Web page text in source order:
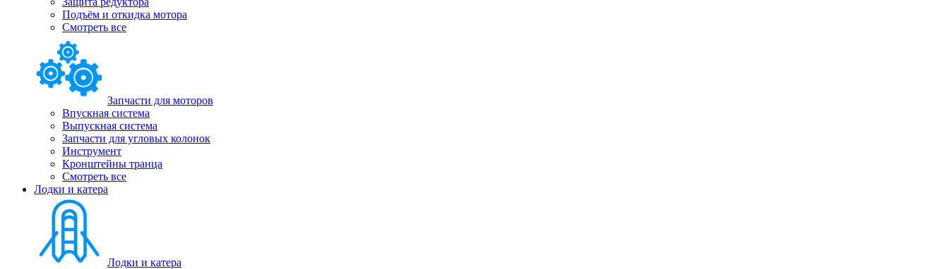
Подъём и откидка мотора
Смотреть все
Запчасти для моторов
Впускная система
Выпускная система
Запчасти для угловых колонок
Инструмент
Кронштейны транца
Смотреть все
Лодки и катера
Лодки и катера